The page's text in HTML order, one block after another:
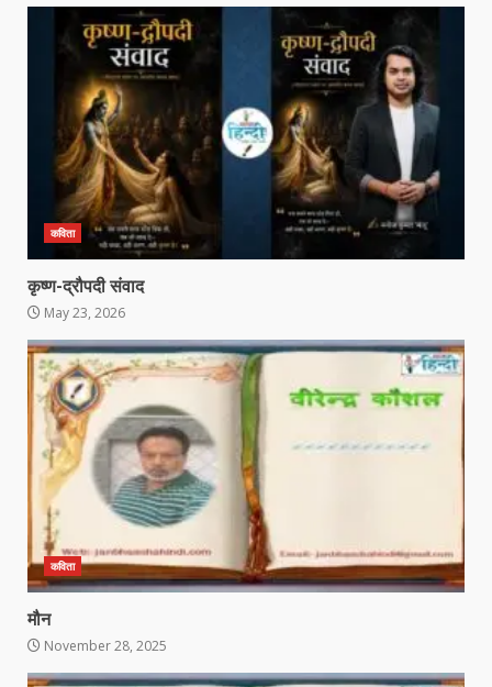
कविता
कृष्ण-द्रौपदी संवाद
May 23, 2026
कविता
मौन
November 28, 2025